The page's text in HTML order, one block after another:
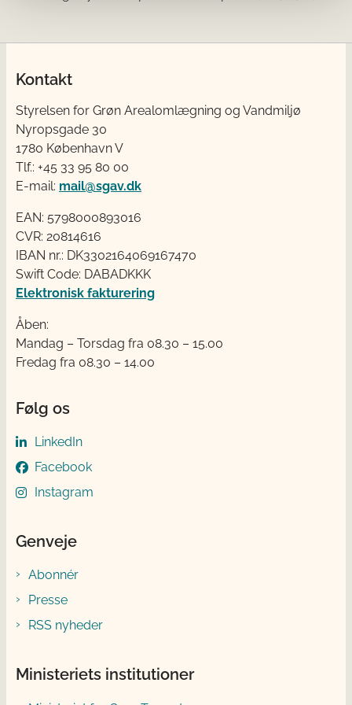
Kontakt
Styrelsen for Grøn Arealomlægning og Vandmiljø
Nyropsgade 30
1780 København V
Tlf.: +45 33 95 80 00
E-mail: mail@sgav.dk
EAN: 5798000893016
CVR: 20814616
IBAN nr.: DK3302164069167470
Swift Code: DABADKKK
Elektronisk fakturering
Åben:
Mandag – Torsdag fra 08.30 – 15.00
Fredag fra 08.30 – 14.00
Følg os
LinkedIn
Facebook
Instagram
Genveje
Abonnér
Presse
RSS nyheder
Ministeriets institutioner